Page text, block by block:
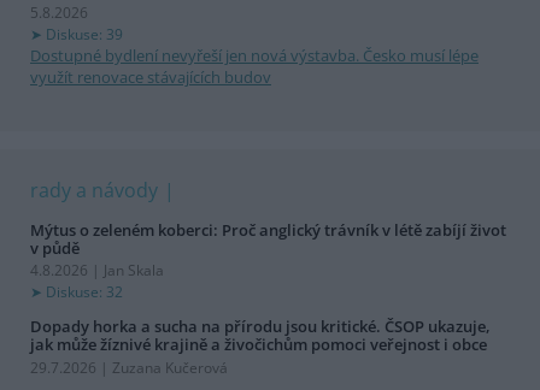
5.8.2026
Diskuse: 39
Dostupné bydlení nevyřeší jen nová výstavba. Česko musí lépe
využít renovace stávajících budov
rady a návody
Mýtus o zeleném koberci: Proč anglický trávník v létě zabíjí život
v půdě
4.8.2026 | Jan Skala
Diskuse: 32
Dopady horka a sucha na přírodu jsou kritické. ČSOP ukazuje,
jak může žíznivé krajině a živočichům pomoci veřejnost i obce
29.7.2026 | Zuzana Kučerová